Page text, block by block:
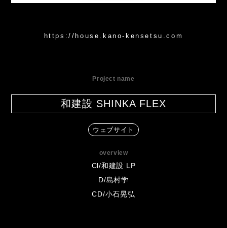
https://house.kano-kensetsu.com
Project name
和建設 SHINKA FLEX
ウェブサイト
overview
Cl/和建設 LP
D/島村学
CD/小石晃弘